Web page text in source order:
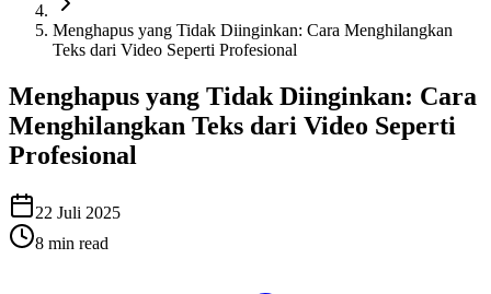
Menghapus yang Tidak Diinginkan: Cara Menghilangkan
Teks dari Video Seperti Profesional
Menghapus yang Tidak Diinginkan: Cara
Menghilangkan Teks dari Video Seperti
Profesional
22 Juli 2025
8 min read